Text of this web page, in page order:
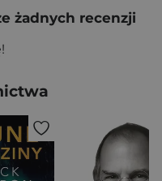
żadnych recenzji